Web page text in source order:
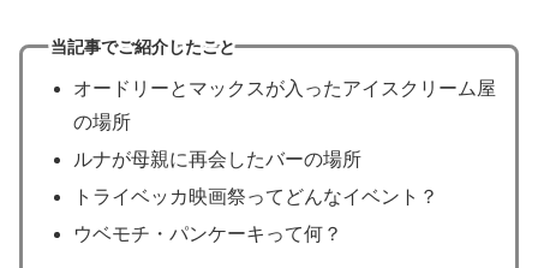
当記事でご紹介したこと
オードリーとマックスが入ったアイスクリーム屋
の場所
ルナが母親に再会したバーの場所
トライベッカ映画祭ってどんなイベント？
ウベモチ・パンケーキって何？